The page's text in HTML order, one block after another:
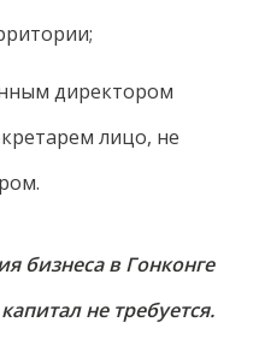
директором
лицо, не
бизнеса в Гонконге
не требуется.